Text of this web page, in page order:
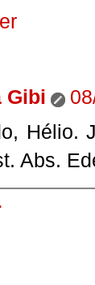
Gibi
Hélio.
Abs.